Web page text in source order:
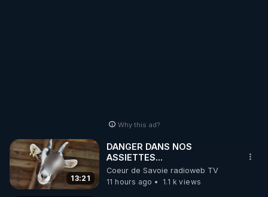
🌱 INSTAGRAM
https://www.instagram.com/rdlr_thierrycasasnovas/
Why this ad?
13:21
DANGER DANS NOS
ASSIETTES...
Coeur de Savoie radioweb TV
11 hours ago
1.1 k views